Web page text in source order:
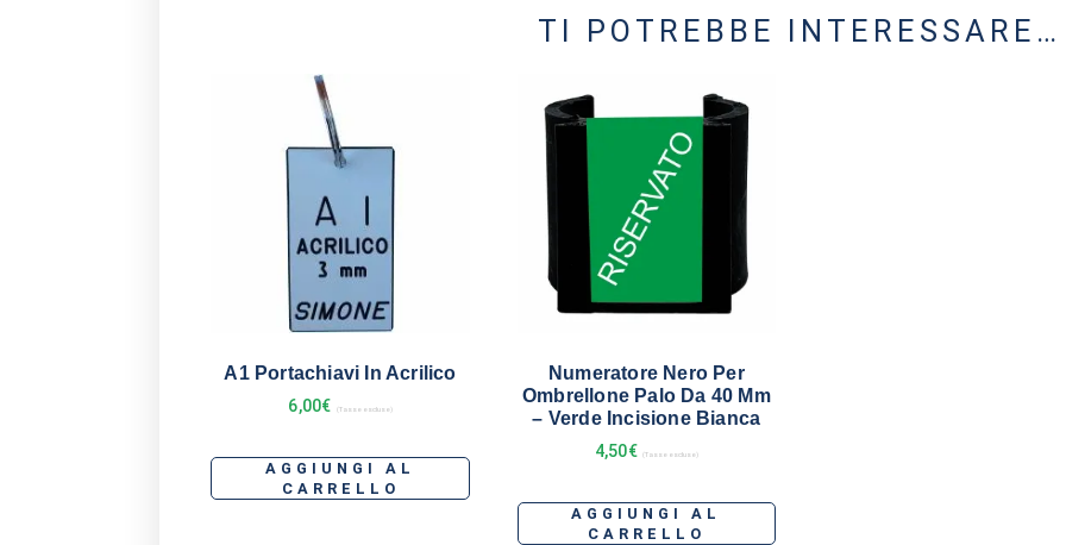
TI POTREBBE INTERESSARE…
A1 Portachiavi In Acrilico
6,00€ (Tasse escluse)
AGGIUNGI AL
CARRELLO
Numeratore Nero Per
Ombrellone Palo Da 40 Mm
– Verde Incisione Bianca
4,50€ (Tasse escluse)
AGGIUNGI AL
CARRELLO